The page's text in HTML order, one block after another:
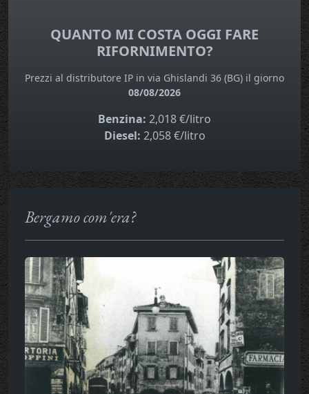
QUANTO MI COSTA OGGI FARE
RIFORNIMENTO?
Prezzi al distributore IP in via Ghislandi 36 (BG) il giorno
08/08/2026
Benzina: 2,018 €/litro
Diesel: 2,058 €/litro
Bergamo com'era?